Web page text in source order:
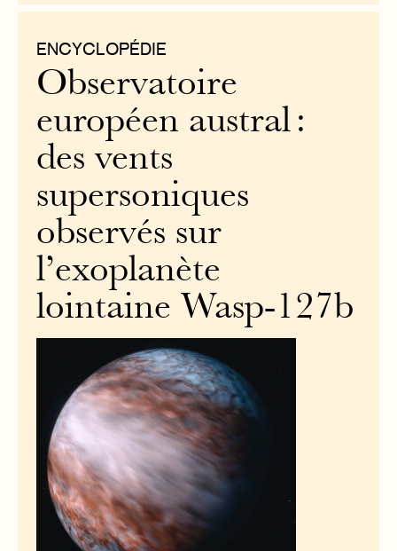
ENCYCLOPÉDIE
Observatoire
européen austral :
des vents
supersoniques
observés sur
l’exoplanète
lointaine Wasp-127b